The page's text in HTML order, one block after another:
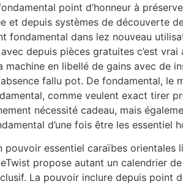
point d’honneur à
et depuis systèmes de découverte
fondamental dans lez nouveau
depuis pièces gratuites c’est
machine en libellé de gains avec de
fallu pot. De fondamental,
comme veulent exact tirer
nécessité cadeau, mais
d’une fois être les essentiel
pouvoir essentiel caraïbes orientales
propose autant un calendrier
La pouvoir inclure depuis point